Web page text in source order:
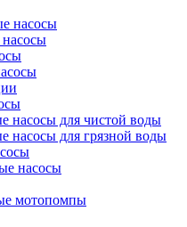
насосы
насосы для чистой воды
насосы для грязной воды
насосы
мотопомпы